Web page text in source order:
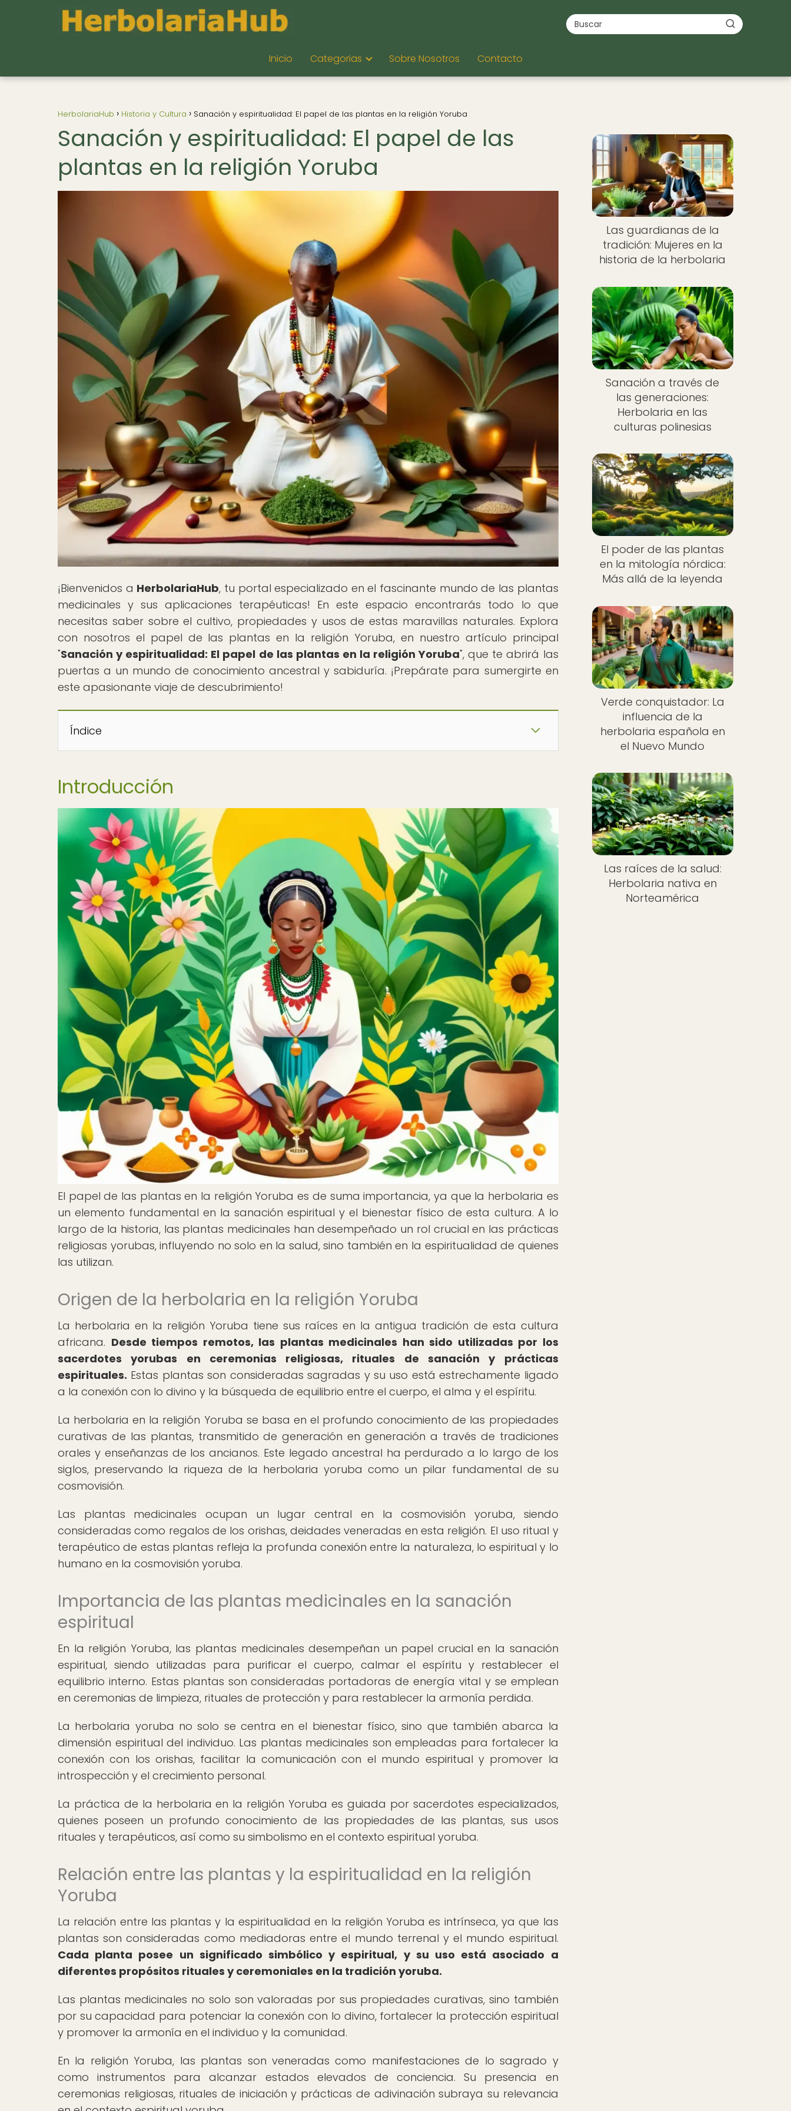
Inicio Categorias Sobre Nosotros Contacto
HerbolariaHub Historia y Cultura Sanación y espiritualidad: El papel de las plantas en la religión Yoruba
Sanación y espiritualidad: El papel de las
plantas en la religión Yoruba
¡Bienvenidos a HerbolariaHub, tu portal especializado en el fascinante mundo de las plantas
medicinales y sus aplicaciones terapéuticas! En este espacio encontrarás todo lo que
necesitas saber sobre el cultivo, propiedades y usos de estas maravillas naturales. Explora
con nosotros el papel de las plantas en la religión Yoruba, en nuestro artículo principal
"Sanación y espiritualidad: El papel de las plantas en la religión Yoruba", que te abrirá las
puertas a un mundo de conocimiento ancestral y sabiduría. ¡Prepárate para sumergirte en
este apasionante viaje de descubrimiento!
Índice
Introducción
El papel de las plantas en la religión Yoruba es de suma importancia, ya que la herbolaria es
un elemento fundamental en la sanación espiritual y el bienestar físico de esta cultura. A lo
largo de la historia, las plantas medicinales han desempeñado un rol crucial en las prácticas
religiosas yorubas, influyendo no solo en la salud, sino también en la espiritualidad de quienes
las utilizan.
Origen de la herbolaria en la religión Yoruba
La herbolaria en la religión Yoruba tiene sus raíces en la antigua tradición de esta cultura
africana. Desde tiempos remotos, las plantas medicinales han sido utilizadas por los
sacerdotes yorubas en ceremonias religiosas, rituales de sanación y prácticas
espirituales. Estas plantas son consideradas sagradas y su uso está estrechamente ligado
a la conexión con lo divino y la búsqueda de equilibrio entre el cuerpo, el alma y el espíritu.
La herbolaria en la religión Yoruba se basa en el profundo conocimiento de las propiedades
curativas de las plantas, transmitido de generación en generación a través de tradiciones
orales y enseñanzas de los ancianos. Este legado ancestral ha perdurado a lo largo de los
siglos, preservando la riqueza de la herbolaria yoruba como un pilar fundamental de su
cosmovisión.
Las plantas medicinales ocupan un lugar central en la cosmovisión yoruba, siendo
consideradas como regalos de los orishas, deidades veneradas en esta religión. El uso ritual y
terapéutico de estas plantas refleja la profunda conexión entre la naturaleza, lo espiritual y lo
humano en la cosmovisión yoruba.
Importancia de las plantas medicinales en la sanación
espiritual
En la religión Yoruba, las plantas medicinales desempeñan un papel crucial en la sanación
espiritual, siendo utilizadas para purificar el cuerpo, calmar el espíritu y restablecer el
equilibrio interno. Estas plantas son consideradas portadoras de energía vital y se emplean
en ceremonias de limpieza, rituales de protección y para restablecer la armonía perdida.
La herbolaria yoruba no solo se centra en el bienestar físico, sino que también abarca la
dimensión espiritual del individuo. Las plantas medicinales son empleadas para fortalecer la
conexión con los orishas, facilitar la comunicación con el mundo espiritual y promover la
introspección y el crecimiento personal.
La práctica de la herbolaria en la religión Yoruba es guiada por sacerdotes especializados,
quienes poseen un profundo conocimiento de las propiedades de las plantas, sus usos
rituales y terapéuticos, así como su simbolismo en el contexto espiritual yoruba.
Relación entre las plantas y la espiritualidad en la religión
Yoruba
La relación entre las plantas y la espiritualidad en la religión Yoruba es intrínseca, ya que las
plantas son consideradas como mediadoras entre el mundo terrenal y el mundo espiritual.
Cada planta posee un significado simbólico y espiritual, y su uso está asociado a
diferentes propósitos rituales y ceremoniales en la tradición yoruba.
Las plantas medicinales no solo son valoradas por sus propiedades curativas, sino también
por su capacidad para potenciar la conexión con lo divino, fortalecer la protección espiritual
y promover la armonía en el individuo y la comunidad.
En la religión Yoruba, las plantas son veneradas como manifestaciones de lo sagrado y
como instrumentos para alcanzar estados elevados de conciencia. Su presencia en
ceremonias religiosas, rituales de iniciación y prácticas de adivinación subraya su relevancia
Las guardianas de la
tradición: Mujeres en la
historia de la herbolaria
Sanación a través de
las generaciones:
Herbolaria en las
culturas polinesias
El poder de las plantas
en la mitología nórdica:
Más allá de la leyenda
Verde conquistador: La
influencia de la
herbolaria española en
el Nuevo Mundo
Las raíces de la salud:
Herbolaria nativa en
Norteamérica